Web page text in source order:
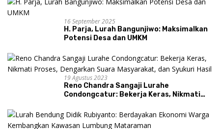
16 September 2025
H. Parja, Lurah Bangunjiwo: Maksimalkan
Potensi Desa dan UMKM
19 Agustus 2023
Reno Chandra Sangaji Lurahe
Condongcatur: Bekerja Keras, Nikmati
dan Syukuri Hasil